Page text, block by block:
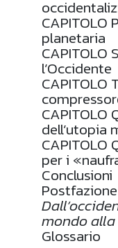
CAPITOLO
planetaria
CAPITOLO
l’Occidente
CAPITOLO
CAPITOLO
dell’utopia
CAPITOLO
per i
Conclusioni
Postfazione
mondo
Glossario